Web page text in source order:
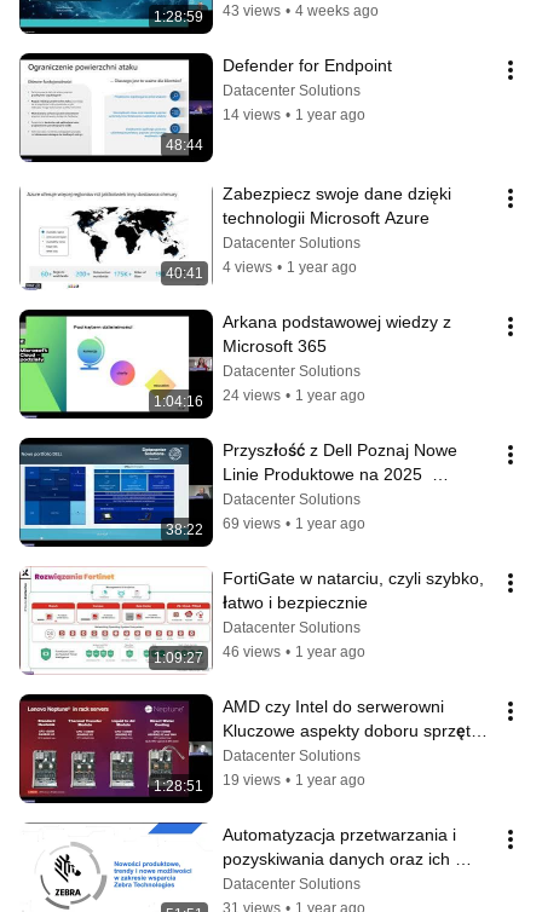
1:28:59
43 views • 4 weeks ago
48:44
Defender for Endpoint
Datacenter Solutions
14 views • 1 year ago
40:41
Zabezpiecz swoje dane dzięki
technologii Microsoft Azure
Datacenter Solutions
4 views • 1 year ago
1:04:16
Arkana podstawowej wiedzy z
Microsoft 365
Datacenter Solutions
24 views • 1 year ago
38:22
Przyszłość z Dell Poznaj Nowe
Linie Produktowe na 2025
Wprowadzenie do nowego
nazewnictwa
Datacenter Solutions
69 views • 1 year ago
1:09:27
FortiGate w natarciu, czyli szybko,
łatwo i bezpiecznie
Datacenter Solutions
46 views • 1 year ago
1:28:51
AMD czy Intel do serwerowni
Kluczowe aspekty doboru sprzętu
serwerowego
Datacenter Solutions
19 views • 1 year ago
Automatyzacja przetwarzania i
pozyskiwania danych oraz ich
wpływ na działy IT
Datacenter Solutions
31 views • 1 year ago